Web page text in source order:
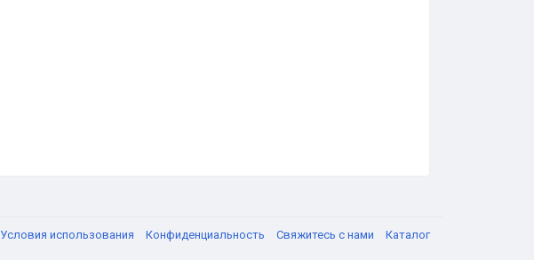
Условия использования Конфиденциальность Свяжитесь с нами Каталог